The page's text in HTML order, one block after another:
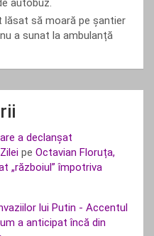
autobuz.
să moară pe șantier
a sunat la ambulanță
a declanșat
pe Octavian Floruța,
„războiul” împotriva
lui Putin - Accentul
a anticipat încă din